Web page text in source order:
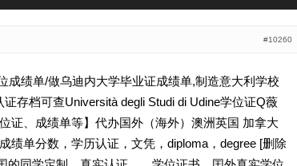
#10260
成绩单/做乌迪内大学毕业证成绩单,制造意大利学校
存档可查Università degli Studi di Udine学位证Q薇
证、成绩单等】代办国外（海外）澳洲英国 加拿大
绩单分数，学历认证，文凭，diploma，degree [删除